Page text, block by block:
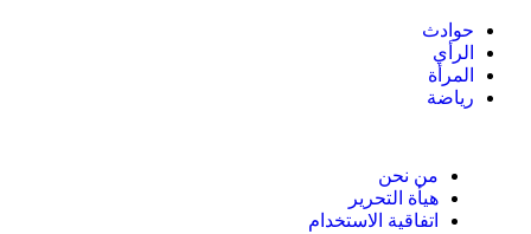
حوادث
الرأي
المرأة
رياضة
من نحن
هيأة التحرير
اتفاقية الاستخدام